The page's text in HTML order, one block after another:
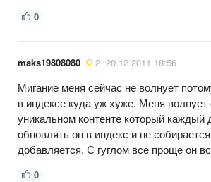
0
maks19808080 2 20.12.2011 18:56
Мигание меня сейчас не волнует
в индексе куда уж хуже. Меня
уникальном контенте который каждый
обновлять он в индекс и не
добавляется. С гуглом все проще он
0